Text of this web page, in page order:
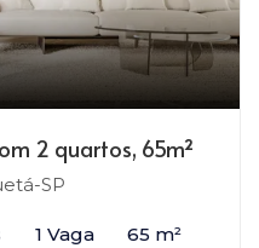
2 quartos, 65m²
SP
1 Vaga 65 m²